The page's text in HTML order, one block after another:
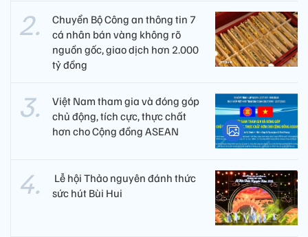
Chuyển Bộ Công an thông tin 7
cá nhân bán vàng không rõ
nguồn gốc, giao dịch hơn 2.000
tỷ đồng
Việt Nam tham gia và đóng góp
chủ động, tích cực, thực chất
hơn cho Cộng đồng ASEAN
​ Lễ hội Thảo nguyên đánh thức
sức hút Bùi Hui